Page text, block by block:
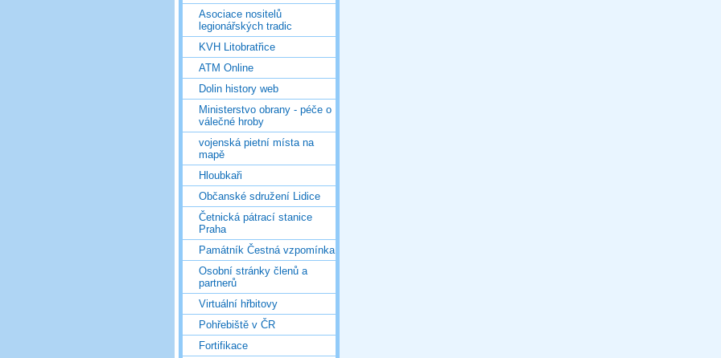
Asociace nositelů
legionářských tradic
KVH Litobratřice
ATM Online
Dolin history web
Ministerstvo obrany - péče o
válečné hroby
vojenská pietní místa na
mapě
Hloubkaři
Občanské sdružení Lidice
Četnická pátrací stanice
Praha
Památník Čestná vzpomínka
Osobní stránky členů a
partnerů
Virtuální hřbitovy
Pohřebiště v ČR
Fortifikace